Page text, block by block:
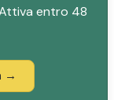
entro 48
→